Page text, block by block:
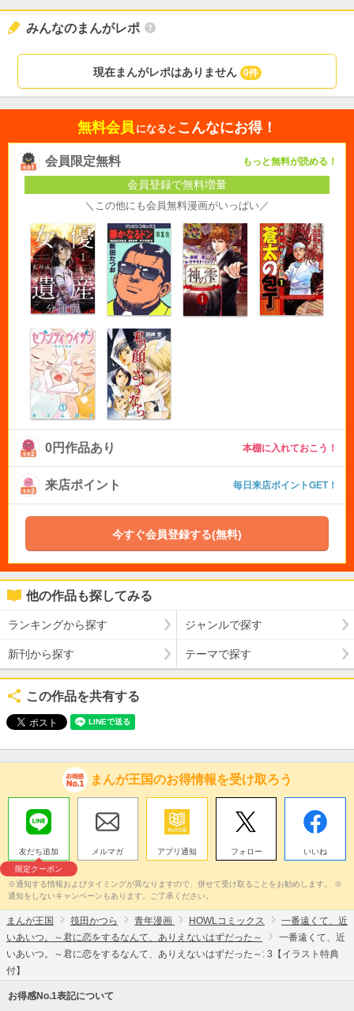
みんなのまんがレポ
現在まんがレポはありません 0件
無料会員 になると こんなにお得！
会員限定無料 もっと無料が読める！
会員登録で無料増量
＼この他にも会員無料漫画がいっぱい／
0円作品あり 本棚に入れておこう！
来店ポイント 毎日来店ポイントGET！
今すぐ会員登録する(無料)
他の作品も探してみる
ランキングから探す ジャンルで探す
新刊から探す テーマで探す
この作品を共有する
まんが王国のお得情報を受け取ろう
友だち追加
限定クーポン
メルマガ アプリ通知 フォロー いいね
※通知する情報およびタイミングが異なりますので、併せて受け取ることをお勧めします。 ※
通知をしないキャンペーンもあります。ご了承ください。
まんが王国 筏田かつら 青年漫画 HOWLコミックス
一番遠くて、近
いあいつ。～君に恋をするなんて、ありえないはずだった～
一番遠くて、近
いあいつ。～君に恋をするなんて、ありえないはずだった～: 3【イラスト特典
付】
お得感No.1表記について